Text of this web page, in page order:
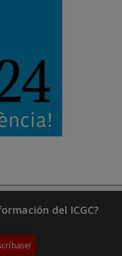
del ICGC?